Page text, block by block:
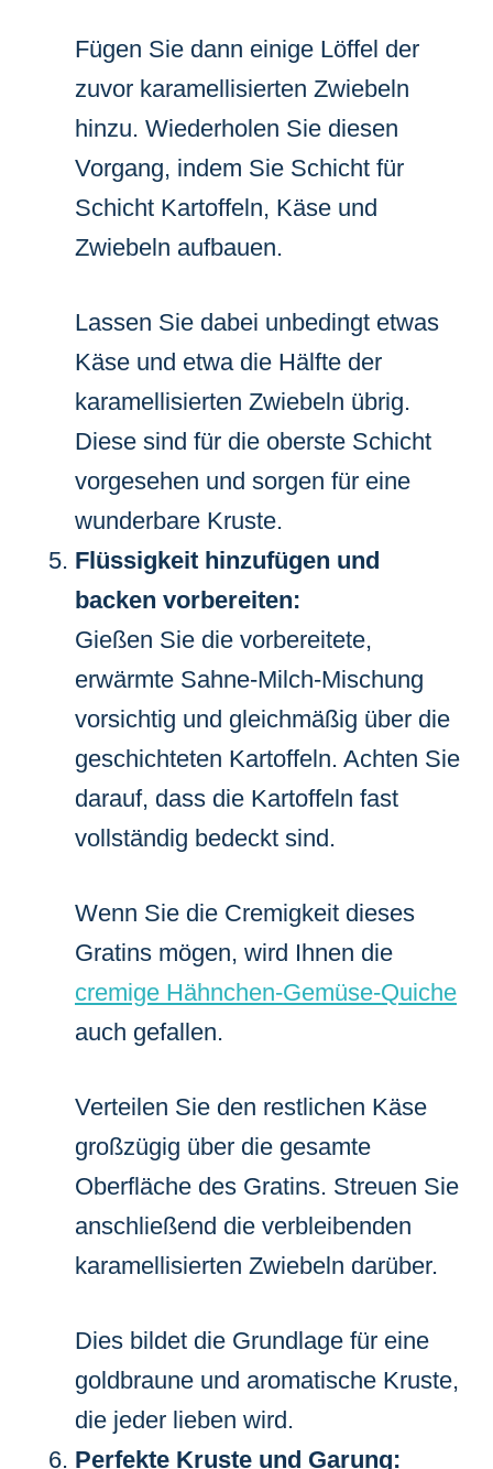
Fügen Sie dann einige Löffel der
zuvor karamellisierten Zwiebeln
hinzu. Wiederholen Sie diesen
Vorgang, indem Sie Schicht für
Schicht Kartoffeln, Käse und
Zwiebeln aufbauen.
Lassen Sie dabei unbedingt etwas
Käse und etwa die Hälfte der
karamellisierten Zwiebeln übrig.
Diese sind für die oberste Schicht
vorgesehen und sorgen für eine
wunderbare Kruste.
Flüssigkeit hinzufügen und
backen vorbereiten:
Gießen Sie die vorbereitete,
erwärmte Sahne-Milch-Mischung
vorsichtig und gleichmäßig über die
geschichteten Kartoffeln. Achten Sie
darauf, dass die Kartoffeln fast
vollständig bedeckt sind.
Wenn Sie die Cremigkeit dieses
Gratins mögen, wird Ihnen die
cremige Hähnchen-Gemüse-Quiche
auch gefallen.
Verteilen Sie den restlichen Käse
großzügig über die gesamte
Oberfläche des Gratins. Streuen Sie
anschließend die verbleibenden
karamellisierten Zwiebeln darüber.
Dies bildet die Grundlage für eine
goldbraune und aromatische Kruste,
die jeder lieben wird.
Perfekte Kruste und Garung: